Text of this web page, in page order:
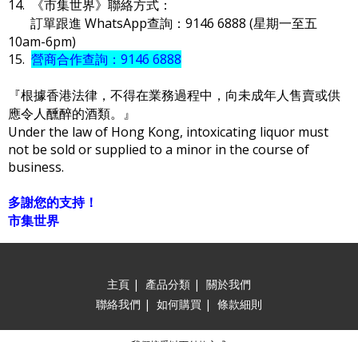
14. 《市集世界》聯絡方式：
訂單跟進 WhatsApp查詢：9146 6888 (星期一至五
10am-6pm)
15. 營商合作查詢：9146 6888
『根據香港法律，不得在業務過程中，向未成年人售賣或供
應令人醺醉的酒類。』
Under the law of Hong Kong, intoxicating liquor must
not be sold or supplied to a minor in the course of
business.
多謝您的支持！
市集世界
主頁 | 產品分類 | 關於我們
聯絡我們 | 如何購買 | 條款細則